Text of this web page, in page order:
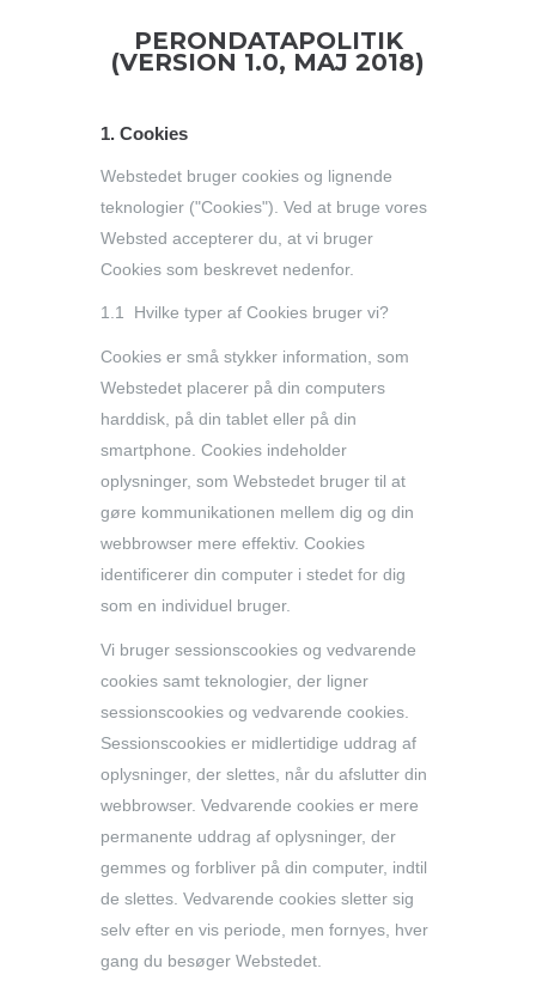
PERONDATAPOLITIK
(VERSION 1.0, MAJ 2018)
1. Cookies
Webstedet bruger cookies og lignende
teknologier ("Cookies"). Ved at bruge vores
Websted accepterer du, at vi bruger
Cookies som beskrevet nedenfor.
1.1 Hvilke typer af Cookies bruger vi?
Cookies er små stykker information, som
Webstedet placerer på din computers
harddisk, på din tablet eller på din
smartphone. Cookies indeholder
oplysninger, som Webstedet bruger til at
gøre kommunikationen mellem dig og din
webbrowser mere effektiv. Cookies
identificerer din computer i stedet for dig
som en individuel bruger.
Vi bruger sessionscookies og vedvarende
cookies samt teknologier, der ligner
sessionscookies og vedvarende cookies.
Sessionscookies er midlertidige uddrag af
oplysninger, der slettes, når du afslutter din
webbrowser. Vedvarende cookies er mere
permanente uddrag af oplysninger, der
gemmes og forbliver på din computer, indtil
de slettes. Vedvarende cookies sletter sig
selv efter en vis periode, men fornyes, hver
gang du besøger Webstedet.